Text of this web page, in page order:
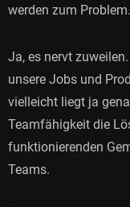
werden zum
Ja, es nervt
unsere Jobs und
vielleicht liegt ja
Teamfähigkeit die
funktionierenden
Teams.